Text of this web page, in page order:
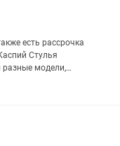
есть рассрочка
Стулья
разные модели,
могут свободно